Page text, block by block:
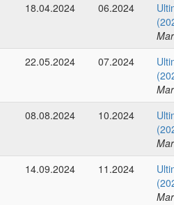
18.04.2024
06.2024
22.05.2024
07.2024
08.08.2024
10.2024
14.09.2024
11.2024